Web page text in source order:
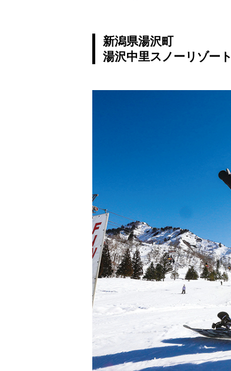
新潟県湯沢町
湯沢中里スノーリゾート